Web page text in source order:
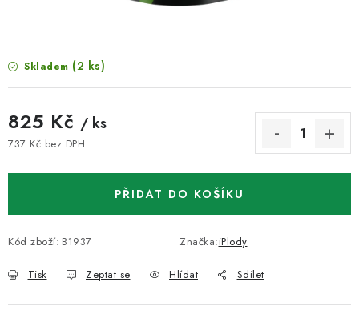
Reklamace a vrácení zboží
Skladem (2 ks)
825 Kč / ks
737 Kč bez DPH
PŘIDAT DO KOŠÍKU
Kód zboží: B1937 Značka:iPlody
Tisk Zeptat se Hlídat Sdílet